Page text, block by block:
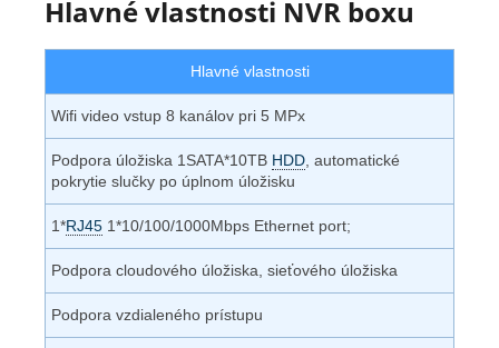
Hlavné vlastnosti NVR boxu
Hlavné vlastnosti
Wifi video vstup 8 kanálov pri 5 MPx
Podpora úložiska 1SATA*10TB HDD , automatické
pokrytie slučky po úplnom úložisku
1*RJ45 1*10/100/1000Mbps Ethernet port;
Podpora cloudového úložiska, sieťového úložiska
Podpora vzdialeného prístupu